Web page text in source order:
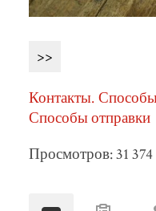
>>
Контакты.
Способы отправки
Просмотров: 31 374